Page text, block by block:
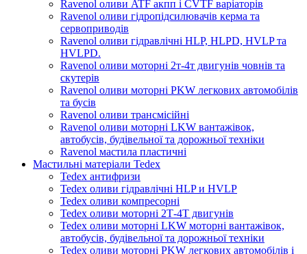
Ravenol оливи ATF акпп і CVTF варіаторів
Ravenol оливи гідропідсилювачів керма та
сервоприводів
Ravenol оливи гідравлічні HLP, HLPD, HVLP та
HVLPD.
Ravenol оливи моторні 2т-4т двигунів човнів та
скутерів
Ravenol оливи моторні PKW легкових автомобілів
та бусів
Ravenol оливи трансмісійні
Ravenol оливи моторні LKW вантажівок,
автобусів, будівельної та дорожньої техніки
Ravenol мастила пластичні
Мастильні матеріали Tedex
Tedex антифризи
Tedex оливи гідравлічні HLP и HVLP
Tedex оливи компресорні
Tedex оливи моторні 2Т-4Т двигунів
Tedex оливи моторні LKW моторні вантажівок,
автобусів, будівельної та дорожньої техніки
Tedex оливи моторні PKW легкових автомобілів і